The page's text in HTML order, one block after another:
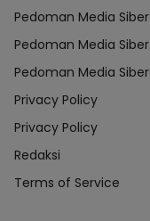
Pedoman Media Siber
Pedoman Media Siber
Pedoman Media Siber
Privacy Policy
Privacy Policy
Redaksi
Terms of Service